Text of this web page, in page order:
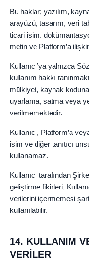
Bu haklar; yazılım,
arayüzü, tasarım, veri
ticari isim,
metin ve Platform’a
Kullanıcı’ya yalnızca
kullanım hakkı
mülkiyet, kaynak
uyarlama, satma veya
verilmemektedir.
Kullanıcı, Platform’a
isim ve diğer tanıtıcı
kullanamaz.
Kullanıcı tarafından
geliştirme fikirleri,
verilerini içermemesi
kullanılabilir.
14. KULLANIM
VERİLER